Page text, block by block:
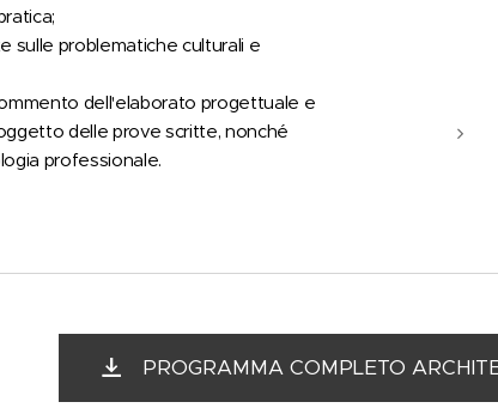
sulle problematiche culturali e
dell'elaborato progettuale e
delle prove scritte, nonché
professionale.
PROGRAMMA COMPLETO